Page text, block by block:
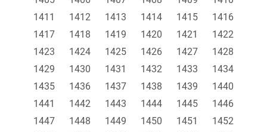
1411
1412 1413 1414 1415
1416
1417
1418 1419 1420 1421
1422
1423
1424 1425 1426 1427
1428
1429
1430 1431 1432 1433
1434
1435
1436 1437 1438 1439
1440
1441
1442 1443 1444 1445
1446
1447
1448 1449 1450 1451
1452